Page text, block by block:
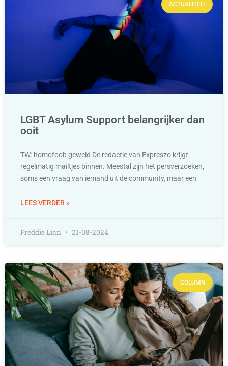
ACTUALITEIT
LGBT Asylum Support belangrijker dan
ooit
TW: homofoob geweld De redactie van Expreszo krijgt
regelmatig mailtjes binnen. Meestal zijn het persverzoeken,
soms een vraag van iemand uit de community, maar een
LEES VERDER »
Freddie Lian 21-08-2024
COLUMN